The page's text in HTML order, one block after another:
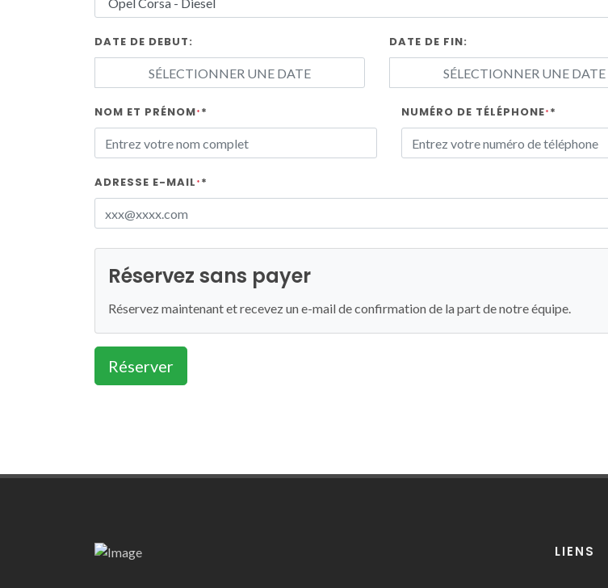
DATE DE DEBUT: DATE DE FIN:
NOM ET PRÉNOM* * NUMÉRO DE TÉLÉPHONE* *
ADRESSE E-MAIL * *
Réservez sans payer
Réservez maintenant et recevez un e-mail de confirmation de la part de notre équipe.
Réserver
LIENS